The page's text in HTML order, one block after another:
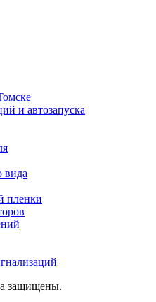
и автозапуска
вида
пленки
защищены.